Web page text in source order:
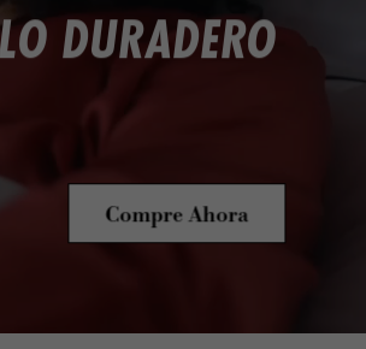
DURADERO
Compre Ahora